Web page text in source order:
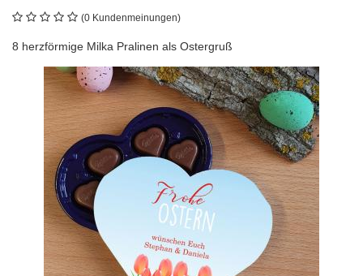
(0 Kundenmeinungen)
8 herzförmige Milka Pralinen als Ostergruß